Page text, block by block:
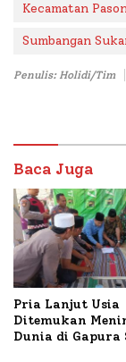
Kecamatan
Sumbangan
Penulis: Holidi/Tim
Baca Juga
Pria Lanjut Usia
Ditemukan
Dunia di Gapura